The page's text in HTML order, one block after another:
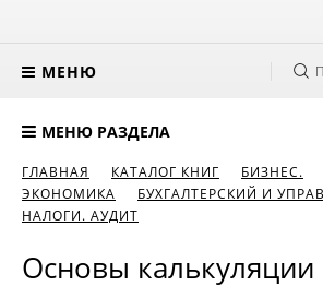
МЕНЮ
МЕНЮ РАЗДЕЛА
ГЛАВНАЯ КАТАЛОГ КНИГ
БИЗНЕС.
ЭКОНОМИКА
БУХГАЛТЕРСКИЙ И
НАЛОГИ. АУДИТ
Основы калькуляции